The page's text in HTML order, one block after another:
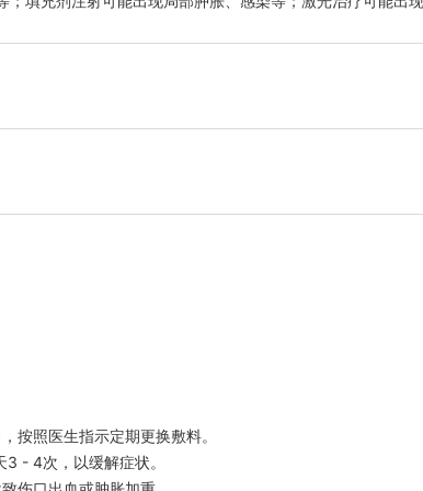
具体时间因个人体质、皱纹严重程度等因素而异。
眼部肌肉，减少皱纹；静态皱纹（不做表情也存在）适
按照医生指示定期更换敷料。
- 4次，以缓解症状。